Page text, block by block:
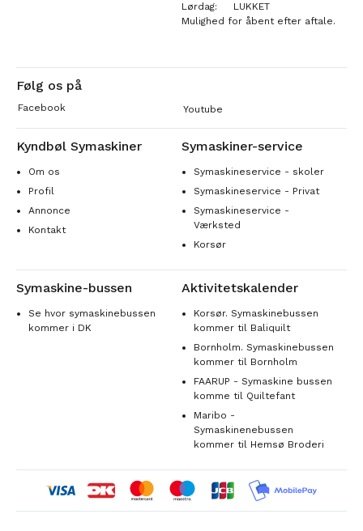
Lørdag:
LUKKET
Mulighed for åbent efter aftale.
Følg os på
Facebook Youtube
Kyndbøl Symaskiner
Om os
Profil
Annonce
Kontakt
Symaskiner-service
Symaskineservice - skoler
Symaskineservice - Privat
Symaskineservice -
Værksted
Korsør
Symaskine-bussen
Se hvor symaskinebussen
kommer i DK
Aktivitetskalender
Korsør. Symaskinebussen
kommer til Baliquilt
Bornholm. Symaskinebussen
kommer til Bornholm
FAARUP - Symaskine bussen
komme til Quiltefant
Maribo -
Symaskinenebussen
kommer til Hemsø Broderi